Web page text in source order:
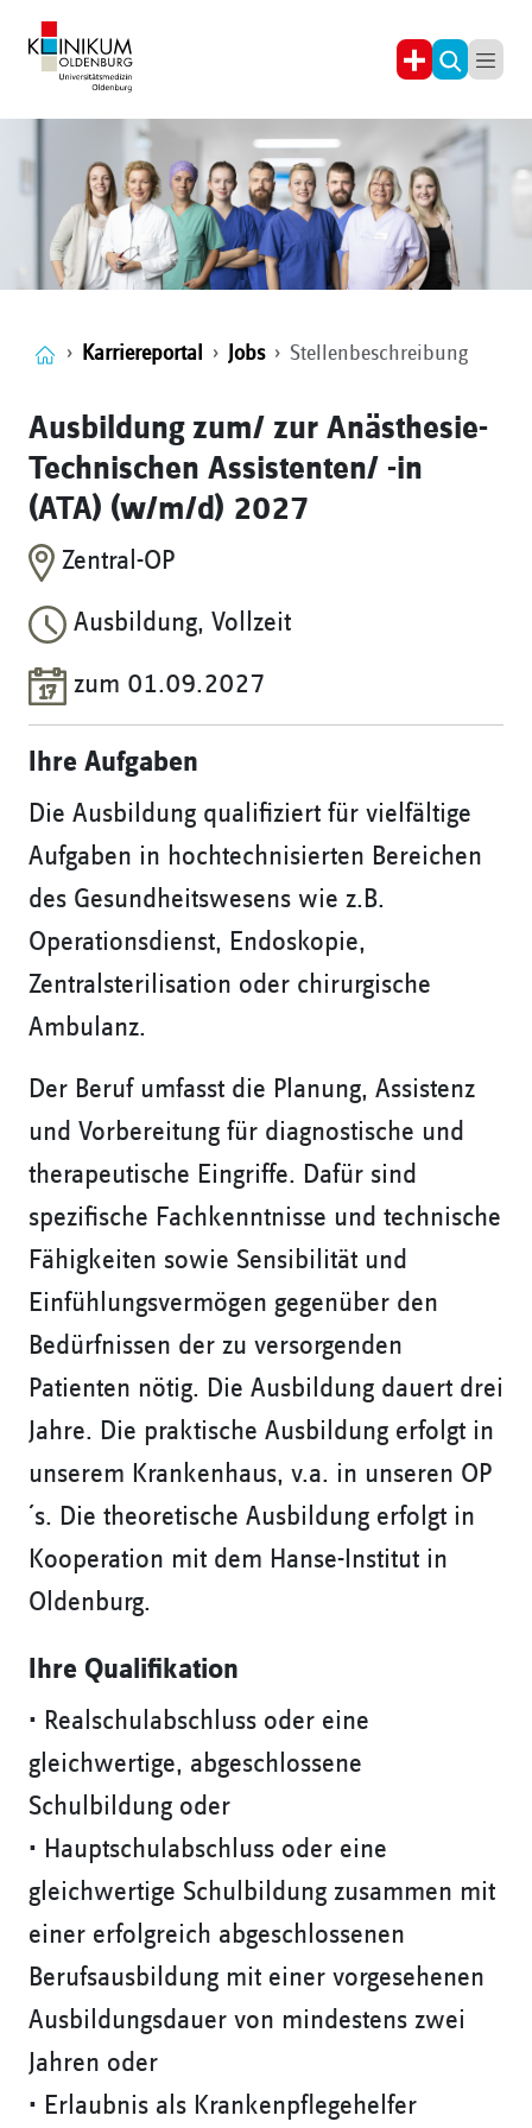
Karriereportal Jobs Stellenbeschreibung
Ausbildung zum/ zur Anästhesie-
Technischen Assistenten/ -in
(ATA) (w/m/d) 2027
Zentral-OP
Ausbildung, Vollzeit
zum 01.09.2027
Ihre Aufgaben
Die Ausbildung qualifiziert für vielfältige
Aufgaben in hochtechnisierten Bereichen
des Gesundheitswesens wie z.B.
Operationsdienst, Endoskopie,
Zentralsterilisation oder chirurgische
Ambulanz.
Der Beruf umfasst die Planung, Assistenz
und Vorbereitung für diagnostische und
therapeutische Eingriffe. Dafür sind
spezifische Fachkenntnisse und technische
Fähigkeiten sowie Sensibilität und
Einfühlungsvermögen gegenüber den
Bedürfnissen der zu versorgenden
Patienten nötig. Die Ausbildung dauert drei
Jahre. Die praktische Ausbildung erfolgt in
unserem Krankenhaus, v.a. in unseren OP
´s. Die theoretische Ausbildung erfolgt in
Kooperation mit dem Hanse-Institut in
Oldenburg.
Ihre Qualifikation
• Realschulabschluss oder eine
gleichwertige, abgeschlossene
Schulbildung oder
• Hauptschulabschluss oder eine
gleichwertige Schulbildung zusammen mit
einer erfolgreich abgeschlossenen
Berufsausbildung mit einer vorgesehenen
Ausbildungsdauer von mindestens zwei
Jahren oder
• Erlaubnis als Krankenpflegehelfer